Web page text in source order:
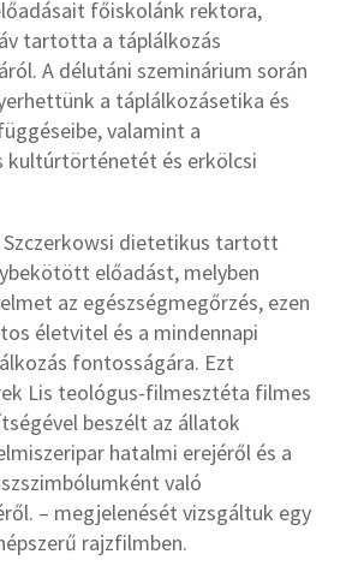
főiskolánk rektora,
tartotta a táplálkozás
A délutáni szeminárium során
a táplálkozásetika és
valamint a
kultúrtörténetét és erkölcsi
Szczerkowsi dietetikus tartott
előadást, melyben
az egészségmegőrzés, ezen
életvitel és a mindennapi
fontosságára. Ezt
Lis teológus-filmesztéta filmes
beszélt az állatok
hatalmi erejéről és a
való
– megjelenését vizsgáltuk egy
rajzfilmben.